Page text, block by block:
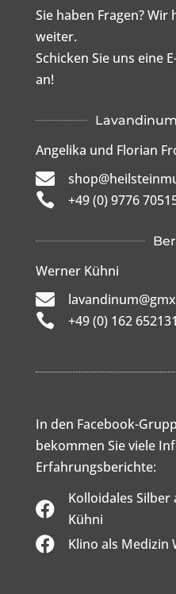
Sie haben Fragen?
weiter.
Schicken Sie uns eine
an!
Angelika und Florian

 +49 (0) 9776
Werner Kühni

 +49 (0) 162
In den Facebook-
bekommen Sie viele
Erfahrungsberichte:

Kolloidales
Kühni
 Klino als Medizin